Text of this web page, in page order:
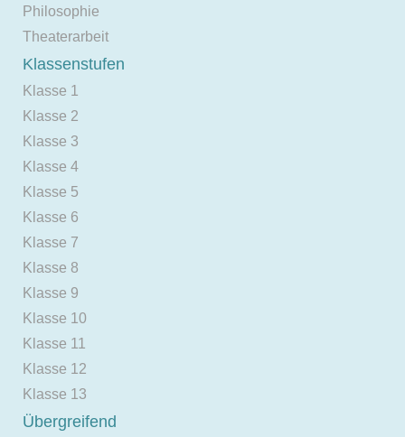
Philosophie
Theaterarbeit
Klassenstufen
Klasse 1
Klasse 2
Klasse 3
Klasse 4
Klasse 5
Klasse 6
Klasse 7
Klasse 8
Klasse 9
Klasse 10
Klasse 11
Klasse 12
Klasse 13
Übergreifend